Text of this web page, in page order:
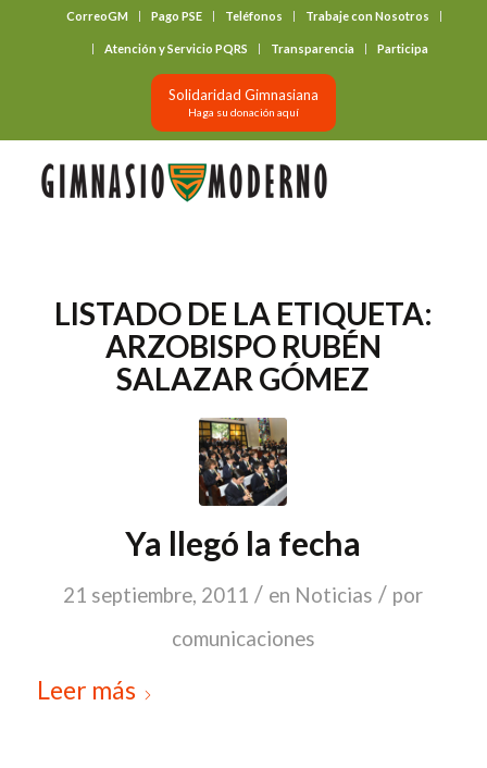
CorreoGM Pago PSE Teléfonos Trabaje con Nosotros
Atención y Servicio PQRS Transparencia Participa
Solidaridad Gimnasiana
Haga su donación aquí
LISTADO DE LA ETIQUETA:
ARZOBISPO RUBÉN
SALAZAR GÓMEZ
Ya llegó la fecha
21 septiembre, 2011 / en Noticias / por
comunicaciones
Leer más